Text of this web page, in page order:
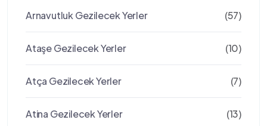
Arnavutluk Gezilecek Yerler (57)
Ataşe Gezilecek Yerler (10)
Atça Gezilecek Yerler (7)
Atina Gezilecek Yerler (13)